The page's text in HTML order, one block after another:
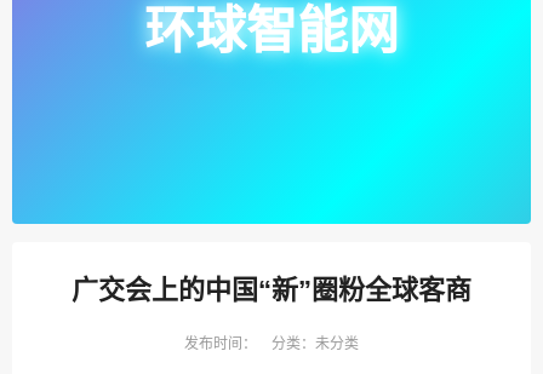
环球智能网
广交会上的中国“新”圈粉全球客商
发布时间： 分类：未分类